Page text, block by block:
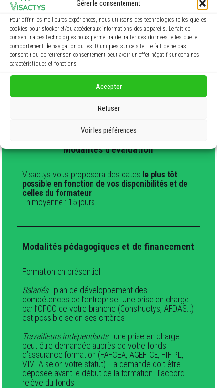
Gérer le consentement
Pour offrir les meilleures expériences, nous utilisons des technologies telles que les
cookies pour stocker et/ou accéder aux informations des appareils. Le fait de
consentir à ces technologies nous permettra de traiter des données telles que le
comportement de navigation ou les ID uniques sur ce site. Le fait de ne pas
consentir ou de retirer son consentement peut avoir un effet négatif sur certaines
caractéristiques et fonctions.
Accepter
Refuser
Voir les préférences
Remise d’un livret stagiaire
Mises en pratique sur installations et mises en
situation
Test théorique QCM
Modalités d’évaluation
Visactys.vous proposera des dates le plus tôt
possible en fonction de vos disponibilités et de
celles du formateur
En moyenne : 15 jours
Modalités pédagogiques et de financement
Formation en présentiel
Salariés: plan de développement des
compétences de l’entreprise. Une prise en charge
par l’OPCO de votre branche (Constructys, AFDAS…)
est possible selon ses critères.
Travailleurs indépendants: une prise en charge
peut être demandée auprès de votre fonds
d’assurance formation (FAFCEA, AGEFICE, FIF PL,
VIVEA selon votre statut). La demande doit être
déposée avant le début de la formation ; l’accord
relève du fonds.